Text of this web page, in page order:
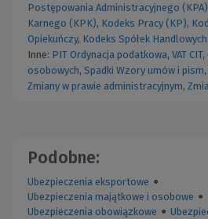
Postępowania Administracyjnego (KPA)
Karnego (KPK), Kodeks Pracy (KP),
Opiekuńczy, Kodeks Spółek Handlowych
Inne: PIT Ordynacja podatkowa, VAT CIT,
osobowych, Spadki Wzory umów i pism,
Zmiany w prawie administracyjnym,
Podobne:
Ubezpieczenia eksportowe ●
Ubezpieczenia majątkowe i osobowe ●
Ubezpieczenia obowiązkowe ●